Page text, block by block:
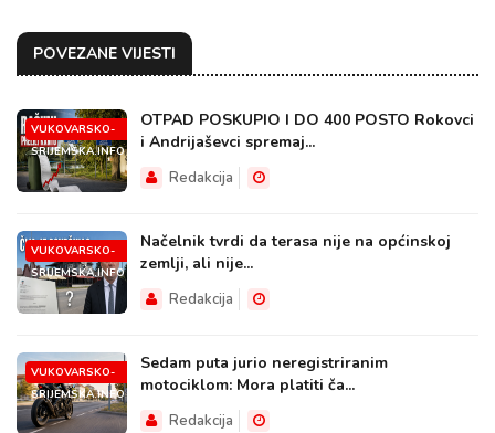
POVEZANE VIJESTI
VUKOVARSKO-
SRIJEMSKA.INFO
OTPAD POSKUPIO I DO 400 POSTO Rokovci
i Andrijaševci spremaj...
Redakcija
VUKOVARSKO-
SRIJEMSKA.INFO
Načelnik tvrdi da terasa nije na općinskoj
zemlji, ali nije...
Redakcija
VUKOVARSKO-
SRIJEMSKA.INFO
Sedam puta jurio neregistriranim
motociklom: Mora platiti ča...
Redakcija